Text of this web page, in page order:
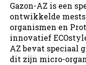
Gazon-AZ is een
ontwikkelde
organismen en
innovatief
AZ bevat speciaal
dit zijn micro-